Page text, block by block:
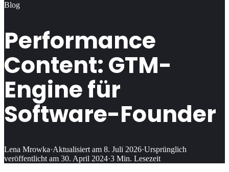
Blog
Performance
Content: GTM-
Engine für
Software-Founder
Lena Mrowka·Aktualisiert am 8. Juli 2026·Ursprünglich
veröffentlicht am 30. April 2024·3 Min. Lesezeit